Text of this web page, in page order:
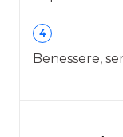
4
Benessere,